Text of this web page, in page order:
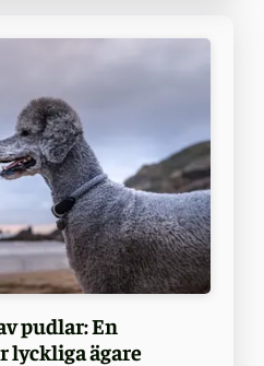
pudlar: En
lyckliga ägare